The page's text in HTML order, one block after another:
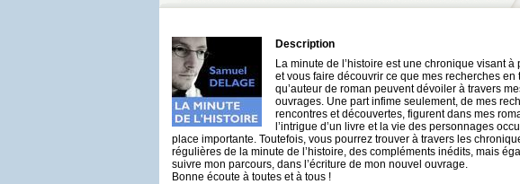
Description
La minute de l’histoire est une chronique visant à
et vous faire découvrir ce que mes recherches en
qu’auteur de roman peuvent dévoiler à travers
ouvrages. Une part infime seulement, de mes
rencontres et découvertes, figurent dans mes
l’intrigue d’un livre et la vie des personnages
place importante. Toutefois, vous pourrez trouver à travers les
régulières de la minute de l’histoire, des compléments inédits, mais
suivre mon parcours, dans l’écriture de mon nouvel ouvrage.
Bonne écoute à toutes et à tous !